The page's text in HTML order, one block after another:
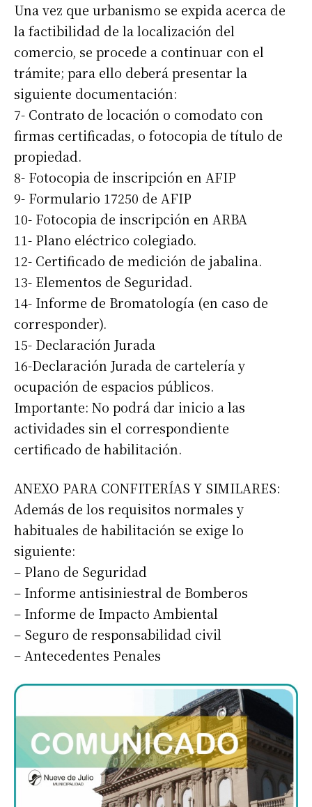
Una vez que urbanismo se expida acerca de
la factibilidad de la localización del
comercio, se procede a continuar con el
trámite; para ello deberá presentar la
siguiente documentación:
7- Contrato de locación o comodato con
firmas certificadas, o fotocopia de título de
propiedad.
8- Fotocopia de inscripción en AFIP
9- Formulario 17250 de AFIP
10- Fotocopia de inscripción en ARBA
11- Plano eléctrico colegiado.
12- Certificado de medición de jabalina.
13- Elementos de Seguridad.
14- Informe de Bromatología (en caso de
corresponder).
15- Declaración Jurada
16-Declaración Jurada de cartelería y
ocupación de espacios públicos.
Importante: No podrá dar inicio a las
actividades sin el correspondiente
certificado de habilitación.
ANEXO PARA CONFITERÍAS Y SIMILARES:
Además de los requisitos normales y
habituales de habilitación se exige lo
siguiente:
– Plano de Seguridad
– Informe antisiniestral de Bomberos
– Informe de Impacto Ambiental
– Seguro de responsabilidad civil
– Antecedentes Penales